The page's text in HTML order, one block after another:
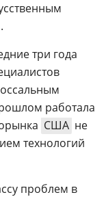
три года
работала
США не
технологий
проблем в